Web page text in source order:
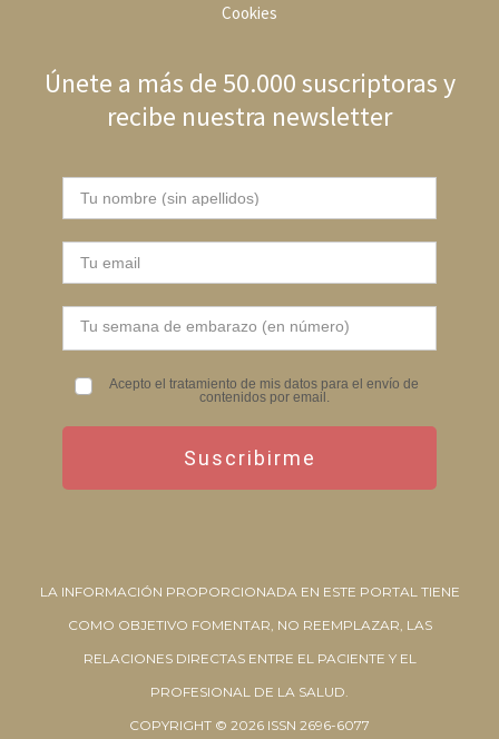
Cookies
Únete a más de 50.000 suscriptoras y
recibe nuestra newsletter
Acepto el tratamiento de mis datos para el envío de
contenidos por email.
Suscribirme
LA INFORMACIÓN PROPORCIONADA EN ESTE PORTAL TIENE
COMO OBJETIVO FOMENTAR, NO REEMPLAZAR, LAS
RELACIONES DIRECTAS ENTRE EL PACIENTE Y EL
PROFESIONAL DE LA SALUD.
COPYRIGHT © 2026 ISSN 2696-6077